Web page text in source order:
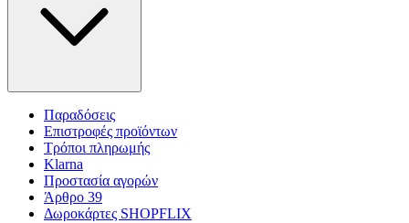
Παραδόσεις
Επιστροφές προϊόντων
Τρόποι πληρωμής
Klarna
Προστασία αγορών
Άρθρο 39
Δωροκάρτες SHOPFLIX